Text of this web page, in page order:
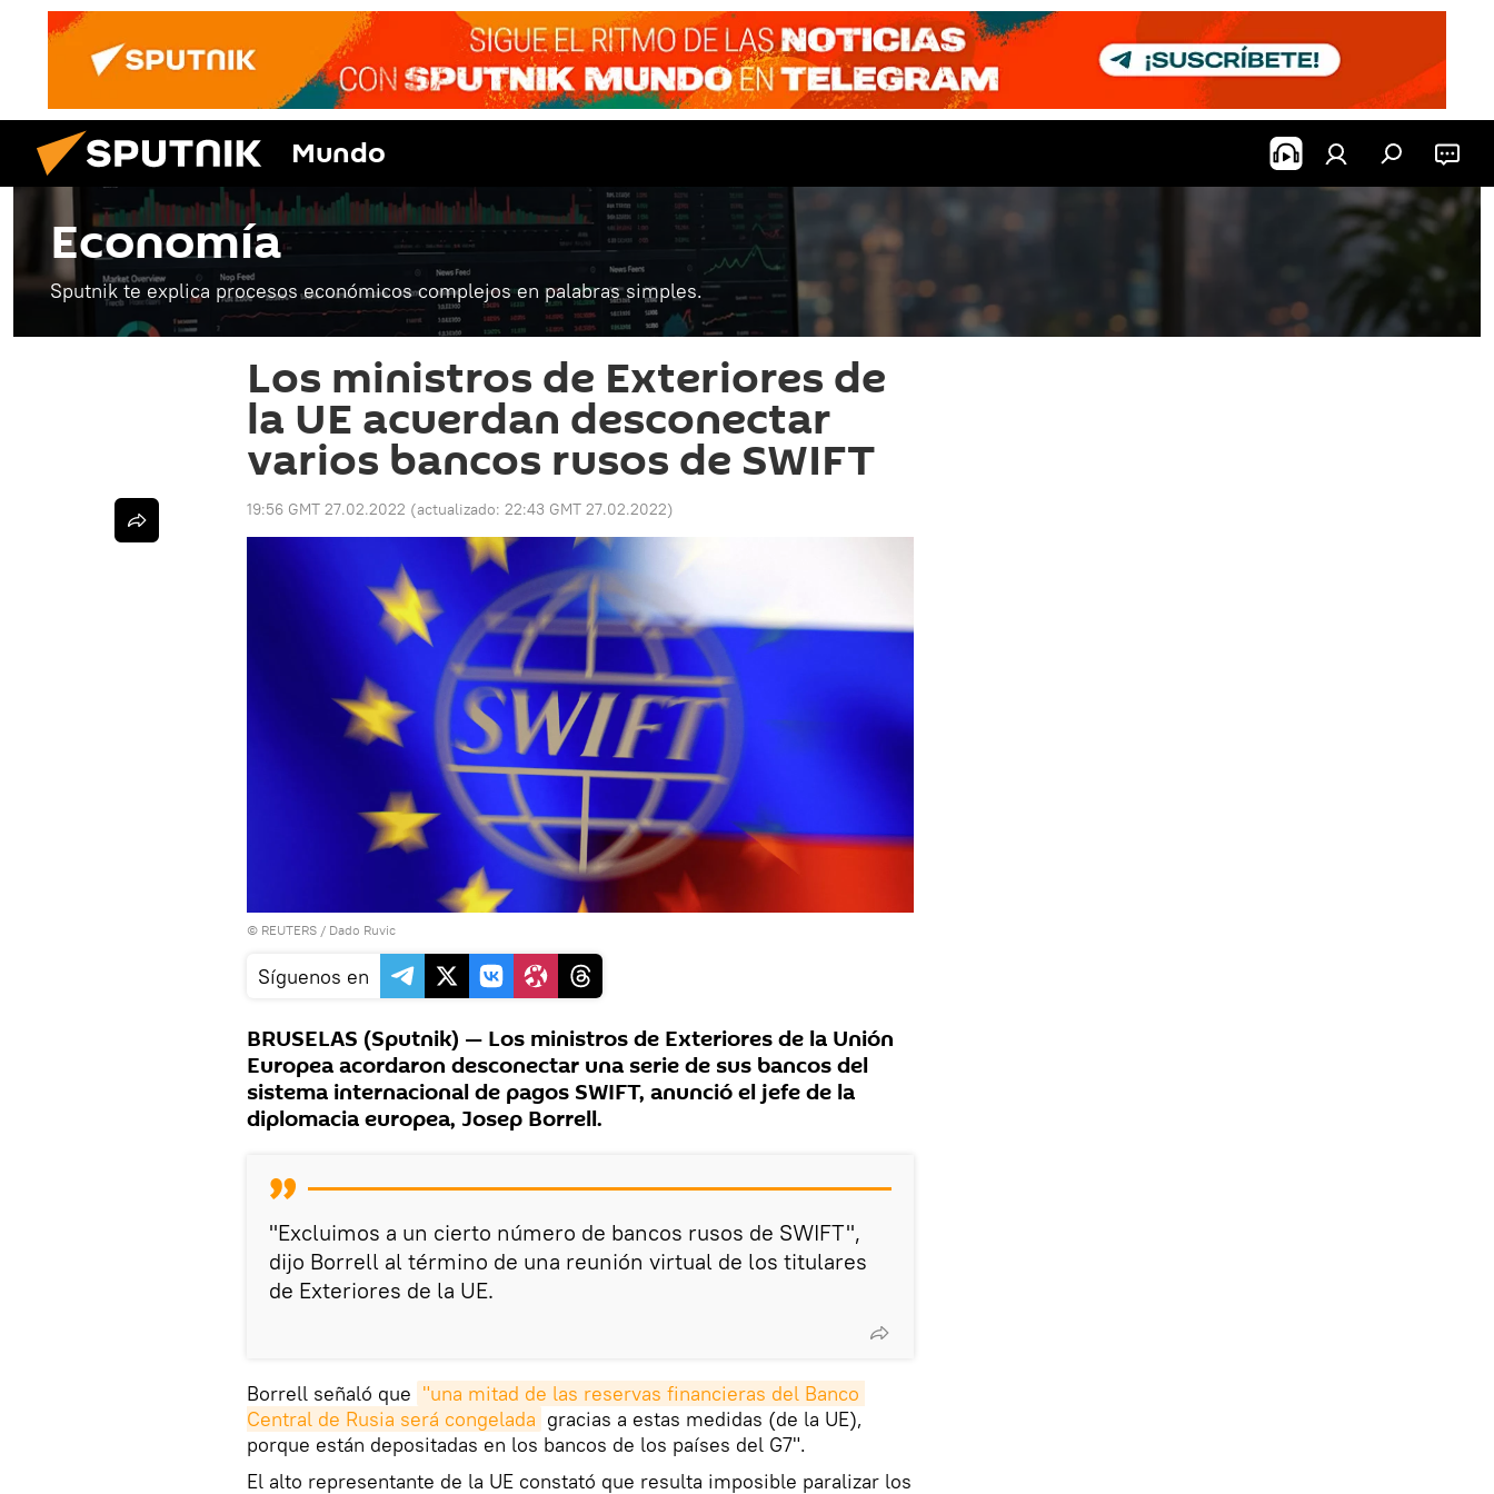
Mundo
Economía
Sputnik te explica procesos económicos complejos en palabras simples.
Los ministros de Exteriores de
la UE acuerdan desconectar
varios bancos rusos de SWIFT
19:56 GMT 27.02.2022 (actualizado: 22:43 GMT 27.02.2022)
© REUTERS / Dado Ruvic
Síguenos en
BRUSELAS (Sputnik) — Los ministros de Exteriores de la Unión
Europea acordaron desconectar una serie de sus bancos del
sistema internacional de pagos SWIFT, anunció el jefe de la
diplomacia europea, Josep Borrell.
"Excluimos a un cierto número de bancos rusos de SWIFT",
dijo Borrell al término de una reunión virtual de los titulares
de Exteriores de la UE.
Borrell señaló que "una mitad de las reservas financieras del Banco
Central de Rusia será congelada gracias a estas medidas (de la UE),
porque están depositadas en los bancos de los países del G7".
El alto representante de la UE constató que resulta imposible paralizar los